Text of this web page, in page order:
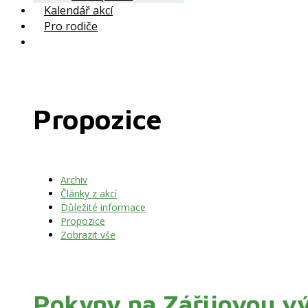
Kalendář akcí
Pro rodiče
Propozice
Archiv
Články z akcí
Důležité informace
Propozice
Zobrazit vše